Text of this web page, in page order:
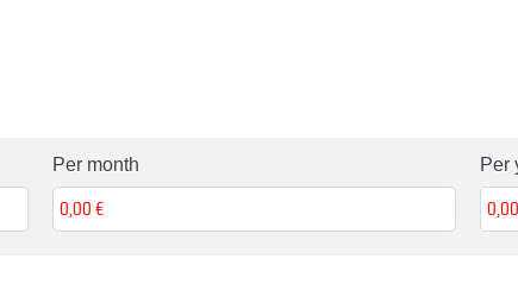
Per month Per